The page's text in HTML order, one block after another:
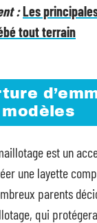
:Les
tout terrain
est un
une layette
parents
qui